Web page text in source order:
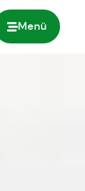
Menü